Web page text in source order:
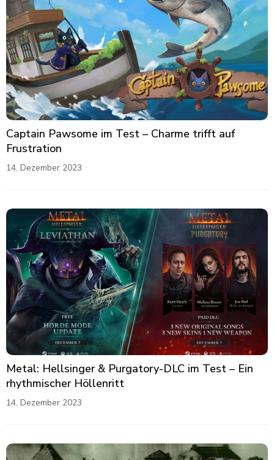
Captain Pawsome im Test – Charme trifft auf
Frustration
14. Dezember 2023
Metal: Hellsinger & Purgatory-DLC im Test – Ein
rhythmischer Höllenritt
14. Dezember 2023